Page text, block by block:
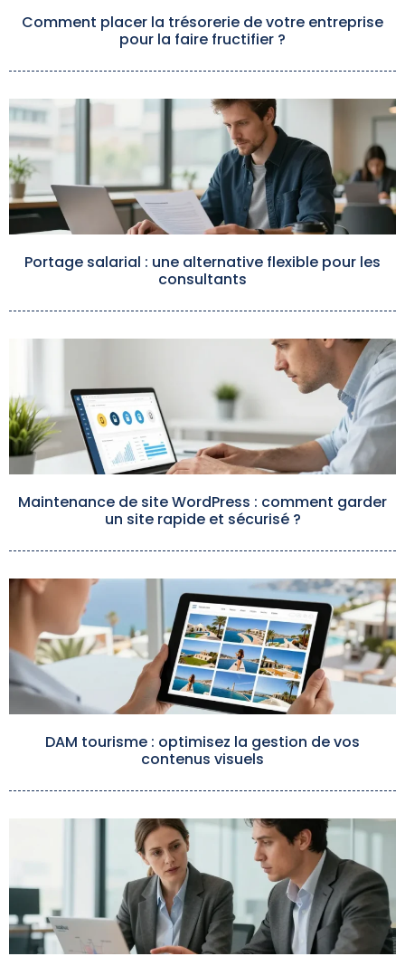
Comment placer la trésorerie de votre entreprise
pour la faire fructifier ?
Portage salarial : une alternative flexible pour les
consultants
Maintenance de site WordPress : comment garder
un site rapide et sécurisé ?
DAM tourisme : optimisez la gestion de vos
contenus visuels